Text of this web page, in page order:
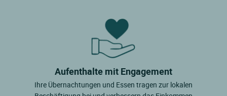
Aufenthalte mit Engagement
Ihre Übernachtungen und Essen tragen zur lokalen